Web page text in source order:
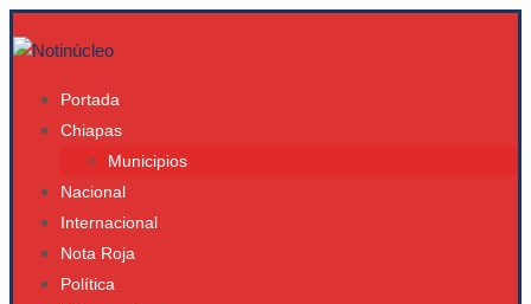
Portada
Chiapas
Municipios
Nacional
Internacional
Nota Roja
Política